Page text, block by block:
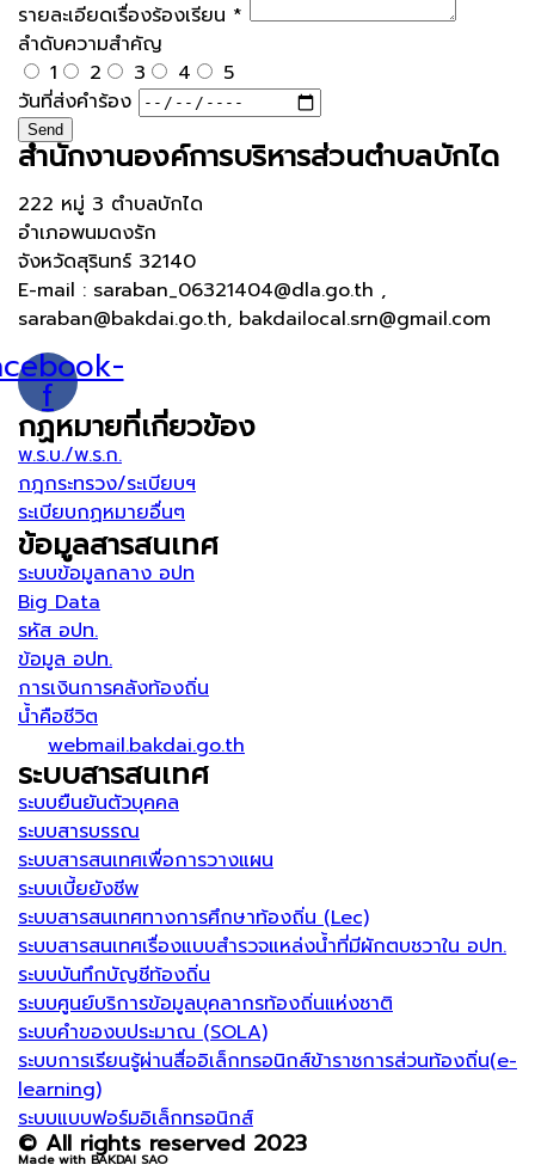
รายละเอียดเรื่องร้องเรียน *
ลำดับความสำคัญ
1
2 3 4
5
วันที่ส่งคำร้อง
Send
สำนักงานองค์การบริหารส่วนตำบลบักได
222 หมู่ 3 ตำบลบักได
อำเภอพนมดงรัก
จังหวัดสุรินทร์ 32140
E-mail : saraban_06321404@dla.go.th ,
saraban@bakdai.go.th, bakdailocal.srn@gmail.com
f
กฏหมายที่เกี่ยวข้อง
พ.ร.บ./พ.ร.ก.
กฎกระทรวง/ระเบียบฯ
ระเบียบกฏหมายอื่นๆ
ข้อมูลสารสนเทศ
ระบบข้อมูลกลาง อปท
Big Data
รหัส อปท.
ข้อมูล อปท.
การเงินการคลังท้องถิ่น
น้ำคือชีวิต
webmail.bakdai.go.th
ระบบสารสนเทศ
ระบบยืนยันตัวบุคคล
ระบบสารบรรณ
ระบบสารสนเทศเพื่อการวางแผน
ระบบเบี้ยยังชีพ
ระบบสารสนเทศทางการศึกษาท้องถิ่น (Lec)
ระบบสารสนเทศเรื่องแบบสำรวจแหล่งน้ำที่มีผักตบชวาใน อปท.
ระบบบันทึกบัญชีท้องถิ่น
ระบบศูนย์บริการข้อมูลบุคลากรท้องถิ่นแห่งชาติ
ระบบคำของบประมาณ (SOLA)
ระบบการเรียนรู้ผ่านสื่ออิเล็กทรอนิกส์ข้าราชการส่วนท้องถิ่น(e-
learning)
ระบบแบบฟอร์มอิเล็กทรอนิกส์
© All rights reserved 2023
Made with BAKDAI SAO